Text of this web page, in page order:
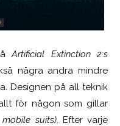
Artificial Extinction 2:s
några andra mindre
Designen på all teknik
för någon som gillar
mobile suits). Efter varje